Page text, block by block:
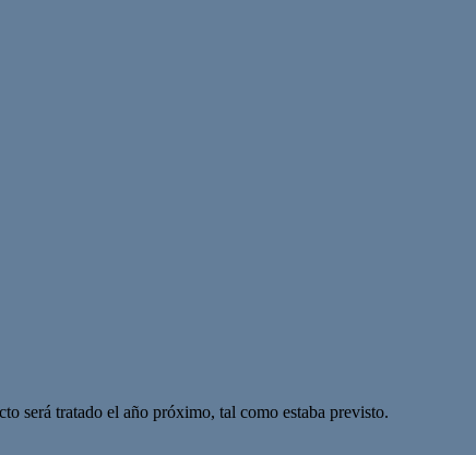
será tratado el año próximo, tal como estaba previsto.